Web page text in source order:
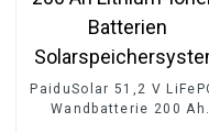
PaiduSolar 51,2 V
Wandbatterie 200 Ah